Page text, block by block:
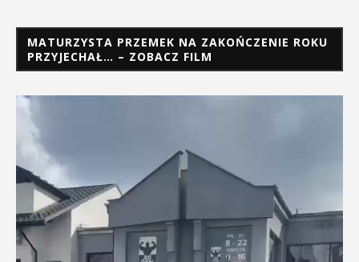
MATURZYSTA PRZEMEK NA ZAKOŃCZENIE ROKU
PRZYJECHAŁ… – ZOBACZ FILM
Odtwarzacz